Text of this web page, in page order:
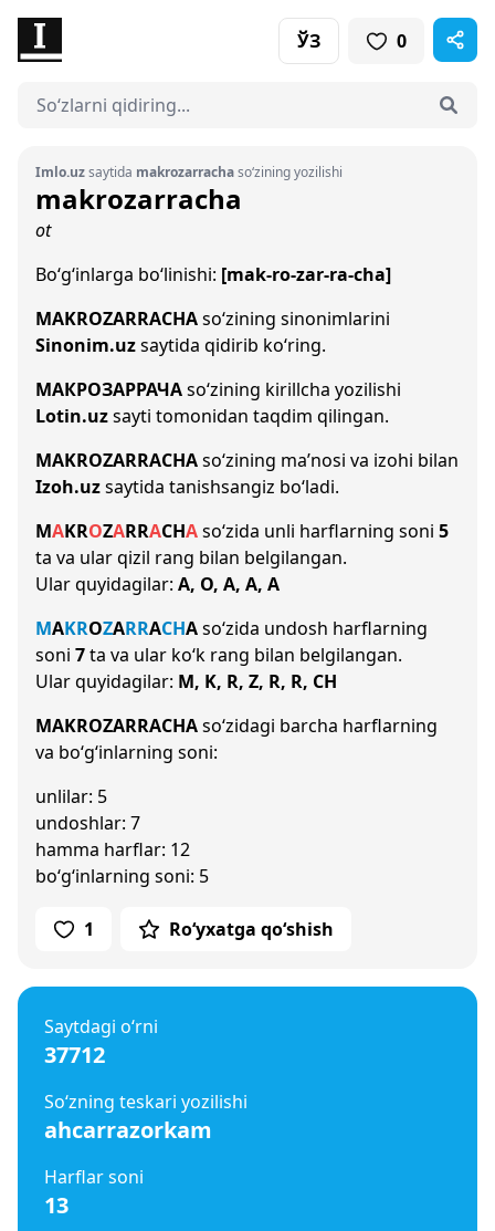
ЎЗ 0
Imlo.uzsaytida makrozarrachaso‘zining yozilishi
makrozarracha
ot
Bo‘g‘inlarga bo‘linishi: [mak-ro-zar-ra-cha]
MAKROZARRACHAso‘zining sinonimlarini
Sinonim.uzsaytida qidirib ko‘ring.
МАКРОЗАРРАЧАso‘zining kirillcha yozilishi
Lotin.uzsayti tomonidan taqdim qilingan.
MAKROZARRACHAso‘zining ma’nosi va izohi bilan
Izoh.uzsaytida tanishsangiz bo‘ladi.
MAKROZARRACHAso‘zida unli harflarning soni 5
ta va ular qizil rang bilan belgilangan.
Ular quyidagilar: A, O, A, A, A
MAKROZARRACHAso‘zida undosh harflarning
soni 7ta va ular ko‘k rang bilan belgilangan.
Ular quyidagilar: M, K, R, Z, R, R, CH
MAKROZARRACHAso‘zidagi barcha harflarning
va bo‘g‘inlarning soni:
unlilar: 5
undoshlar: 7
hamma harflar: 12
bo‘g‘inlarning soni: 5
1 Ro‘yxatga qo‘shish
Saytdagi o‘rni
37712
So‘zning teskari yozilishi
ahcarrazorkam
Harflar soni
13